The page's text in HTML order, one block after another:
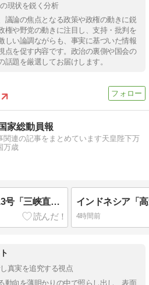
現状を鋭く分析
議論の焦点となる政策や政権の動きに鋭
権や野党の動きに注目し、支持・批判を
しい論調ながらも、事実に基づいた情報
点を促す内容です。政治の裏側や国会の
題を厳選してお届けします。
家総動員報
関連の記事をまとめています天皇陛下万
万歳
中国「台風接近！」台風13号「三峡直撃予測」中国「上流大洪水！（三峡上流」中国都市「8/5の映像（動画」三峡ダム「緊急放流（決壊危機」中国「下流大水害（震え声」→
4時間前
真実を追究する視点
動向を薄明かりの中で照らし出し、表面